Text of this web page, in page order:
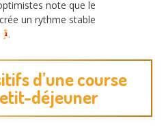
note que le
un rythme stable
d’une course
déjeuner